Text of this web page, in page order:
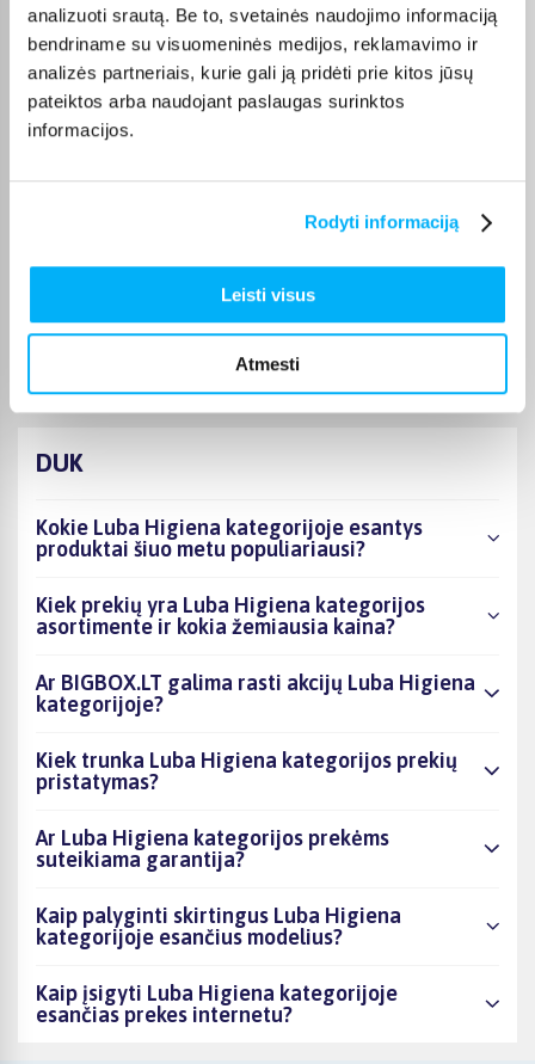
analizuoti srautą. Be to, svetainės naudojimo informaciją
bendriname su visuomeninės medijos, reklamavimo ir
analizės partneriais, kurie gali ją pridėti prie kitos jūsų
pateiktos arba naudojant paslaugas surinktos
informacijos.
Rodyti informaciją
Leisti visus
Atmesti
Laima M.
Patvirtintas pirkėjas
👍
JOKŪBAS V.
Puikiai.
DUK
Kokie Luba Higiena kategorijoje esantys
produktai šiuo metu populiariausi?
Kiek prekių yra Luba Higiena kategorijos
asortimente ir kokia žemiausia kaina?
Ar BIGBOX.LT galima rasti akcijų Luba Higiena
kategorijoje?
Kiek trunka Luba Higiena kategorijos prekių
pristatymas?
Ar Luba Higiena kategorijos prekėms
suteikiama garantija?
Kaip palyginti skirtingus Luba Higiena
kategorijoje esančius modelius?
Kaip įsigyti Luba Higiena kategorijoje
esančias prekes internetu?